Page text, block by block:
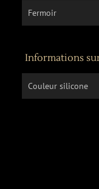
Fermoir
Informations
Couleur silicone